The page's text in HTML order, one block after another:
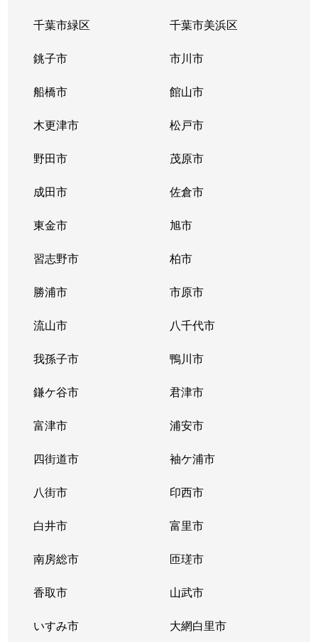
千葉市緑区 千葉市美浜区
銚子市 市川市
船橋市 館山市
木更津市 松戸市
野田市 茂原市
成田市 佐倉市
東金市 旭市
習志野市 柏市
勝浦市 市原市
流山市 八千代市
我孫子市 鴨川市
鎌ケ谷市 君津市
富津市 浦安市
四街道市 袖ケ浦市
八街市 印西市
白井市 富里市
南房総市 匝瑳市
香取市 山武市
いすみ市 大網白里市